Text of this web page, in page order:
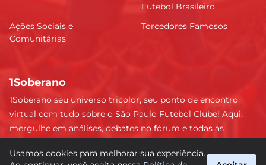
Futebol Brasileiro
Ações Sociais e
Comunitárias
Torcedores Famosos
1Soberano
1Soberano seu universo tricolor, seu ponto de encontro
virtual com tudo sobre o São Paulo Futebol Clube! Aqui,
mergulhe em análises, debates no fórum e todas as
detalhe e faça parte dessa comunidade apaixonada pelo
Usamos cookies para melhorar sua experiência.